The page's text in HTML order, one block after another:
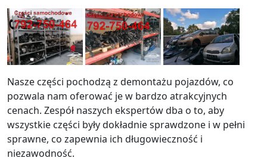
Nasze części pochodzą z demontażu pojazdów, co
pozwala nam oferować je w bardzo atrakcyjnych
cenach. Zespół naszych ekspertów dba o to, aby
wszystkie części były dokładnie sprawdzone i w pełni
sprawne, co zapewnia ich długowieczność i
niezawodność.